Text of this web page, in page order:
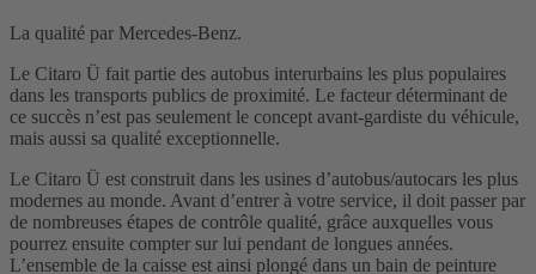
La qualité par Mercedes-Benz.
Le Citaro Ü fait partie des autobus interurbains les plus populaires
dans les transports publics de proximité. Le facteur déterminant de
ce succès n’est pas seulement le concept avant-gardiste du véhicule,
mais aussi sa qualité exceptionnelle.
Le Citaro Ü est construit dans les usines d’autobus/autocars les plus
modernes au monde. Avant d’entrer à votre service, il doit passer par
de nombreuses étapes de contrôle qualité, grâce auxquelles vous
pourrez ensuite compter sur lui pendant de longues années.
L’ensemble de la caisse est ainsi plongé dans un bain de peinture